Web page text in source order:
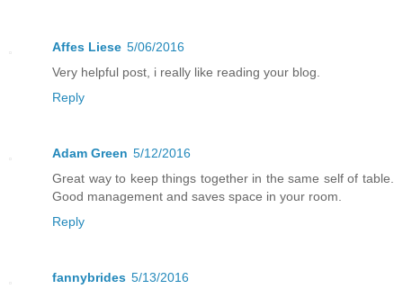
Affes Liese 5/06/2016
Very helpful post, i really like reading your blog.
Reply
Adam Green 5/12/2016
Great way to keep things together in the same self of table.
Good management and saves space in your room.
Reply
fannybrides 5/13/2016